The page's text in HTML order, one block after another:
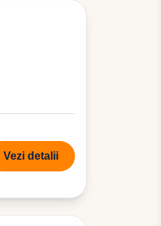
Vezi detalii